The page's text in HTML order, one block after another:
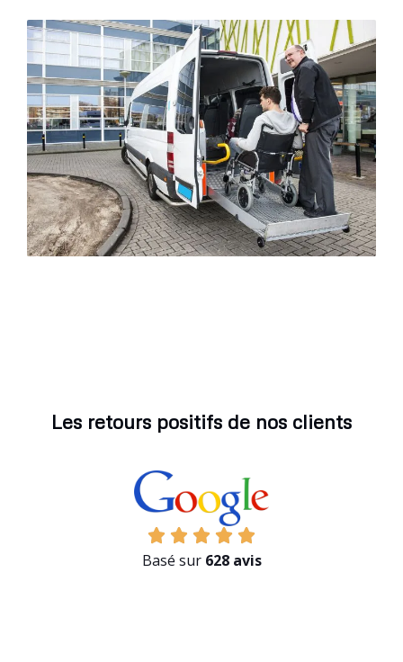
Les retours positifs de nos clients
Basé sur 628 avis